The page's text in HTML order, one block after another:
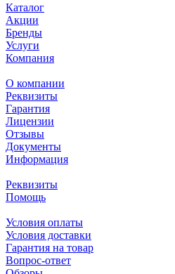
Каталог
Акции
Бренды
Услуги
Компания
О компании
Реквизиты
Гарантия
Лицензии
Отзывы
Документы
Информация
Реквизиты
Помощь
Условия оплаты
Условия доставки
Гарантия на товар
Вопрос-ответ